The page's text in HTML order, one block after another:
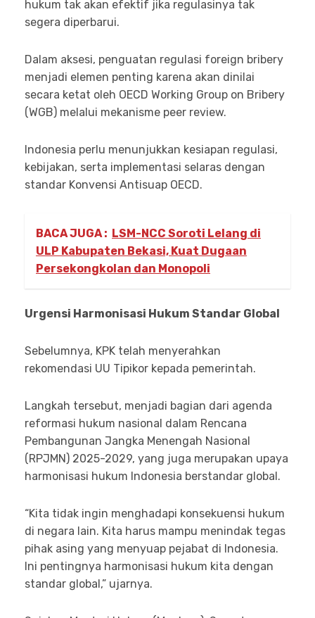
hukum tak akan efektif jika regulasinya tak
segera diperbarui.
Dalam aksesi, penguatan regulasi foreign bribery
menjadi elemen penting karena akan dinilai
secara ketat oleh OECD Working Group on Bribery
(WGB) melalui mekanisme peer review.
Indonesia perlu menunjukkan kesiapan regulasi,
kebijakan, serta implementasi selaras dengan
standar Konvensi Antisuap OECD.
BACA JUGA : LSM-NCC Soroti Lelang di
ULP Kabupaten Bekasi, Kuat Dugaan
Persekongkolan dan Monopoli
Urgensi Harmonisasi Hukum Standar Global
Sebelumnya, KPK telah menyerahkan
rekomendasi UU Tipikor kepada pemerintah.
Langkah tersebut, menjadi bagian dari agenda
reformasi hukum nasional dalam Rencana
Pembangunan Jangka Menengah Nasional
(RPJMN) 2025-2029, yang juga merupakan upaya
harmonisasi hukum Indonesia berstandar global.
“Kita tidak ingin menghadapi konsekuensi hukum
di negara lain. Kita harus mampu menindak tegas
pihak asing yang menyuap pejabat di Indonesia.
Ini pentingnya harmonisasi hukum kita dengan
standar global,” ujarnya.